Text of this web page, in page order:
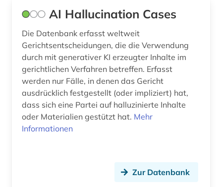
bundespatentgericht (1)
bundesrecht (11)
bundesrepublik deutschland (1)
bundessozialgericht (2)
bundestag (1)
bundesverfassungsgericht (2)
AI Hallucination Cases
Die Datenbank erfasst weltweit
Gerichtsentscheidungen, die die Verwendung
durch mit generativer KI erzeugter Inhalte im
gerichtlichen Verfahren betreffen. Erfasst
werden nur Fälle, in denen das Gericht
ausdrücklich festgestellt (oder impliziert) hat,
dass sich eine Partei auf halluzinierte Inhalte
oder Materialien gestützt hat. Mehr
Informationen
Zur Datenbank